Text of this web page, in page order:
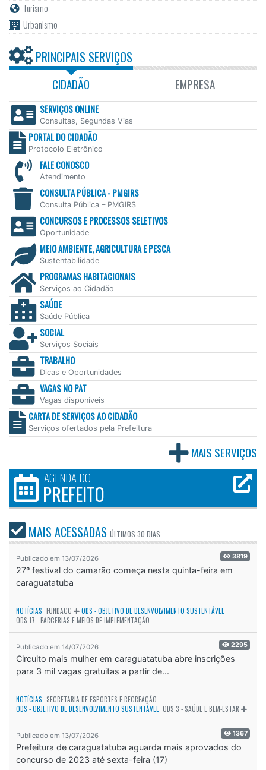
Turismo
Urbanismo
PRINCIPAIS SERVIÇOS
CIDADÃO EMPRESA
SERVIÇOS ONLINE
Consultas, Segundas Vias
PORTAL DO CIDADÃO
Protocolo Eletrônico
FALE CONOSCO
Atendimento
CONSULTA PÚBLICA - PMGIRS
Consulta Pública – PMGIRS
CONCURSOS E PROCESSOS SELETIVOS
Oportunidade
MEIO AMBIENTE, AGRICULTURA E PESCA
Sustentabilidade
PROGRAMAS HABITACIONAIS
Serviços ao Cidadão
SAÚDE
Saúde Pública
SOCIAL
Serviços Sociais
TRABALHO
Dicas e Oportunidades
VAGAS NO PAT
Vagas disponíveis
CARTA DE SERVIÇOS AO CIDADÃO
Serviços ofertados pela Prefeitura
MAIS SERVIÇOS
AGENDA DO
PREFEITO
MAIS ACESSADAS ÚLTIMOS 30 DIAS
Publicado em 13/07/2026 3819
27º festival do camarão começa nesta quinta-feira em
caraguatatuba
NOTÍCIAS FUNDACC
ODS - OBJETIVO DE DESENVOLVIMENTO SUSTENTÁVEL
ODS 17 - PARCERIAS E MEIOS DE IMPLEMENTAÇÃO
Publicado em 14/07/2026 2295
Circuito mais mulher em caraguatatuba abre inscrições
para 3 mil vagas gratuitas a partir de...
NOTÍCIAS SECRETARIA DE ESPORTES E RECREAÇÃO
ODS - OBJETIVO DE DESENVOLVIMENTO SUSTENTÁVEL ODS 3 - SAÚDE E BEM-ESTAR
Publicado em 13/07/2026 1367
Prefeitura de caraguatatuba aguarda mais aprovados do
concurso de 2023 até sexta-feira (17)